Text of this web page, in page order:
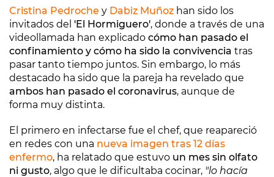
Cristina Pedroche y Dabiz Muñoz han sido los
invitados del 'El Hormiguero', donde a través de una
videollamada han explicado cómo han pasado el
confinamiento y cómo ha sido la convivencia tras
pasar tanto tiempo juntos. Sin embargo, lo más
destacado ha sido que la pareja ha revelado que
ambos han pasado el coronavirus, aunque de
forma muy distinta.
El primero en infectarse fue el chef, que reapareció
en redes con una nueva imagen tras 12 días
enfermo, ha relatado que estuvo un mes sin olfato
ni gusto, algo que le dificultaba cocinar, "lo hacía